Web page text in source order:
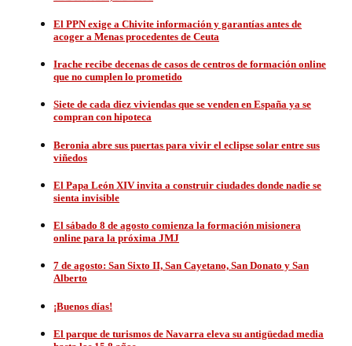
El PPN exige a Chivite información y garantías antes de
acoger a Menas procedentes de Ceuta
Irache recibe decenas de casos de centros de formación online
que no cumplen lo prometido
Siete de cada diez viviendas que se venden en España ya se
compran con hipoteca
Beronia abre sus puertas para vivir el eclipse solar entre sus
viñedos
El Papa León XIV invita a construir ciudades donde nadie se
sienta invisible
El sábado 8 de agosto comienza la formación misionera
online para la próxima JMJ
7 de agosto: San Sixto II, San Cayetano, San Donato y San
Alberto
¡Buenos días!
El parque de turismos de Navarra eleva su antigüedad media